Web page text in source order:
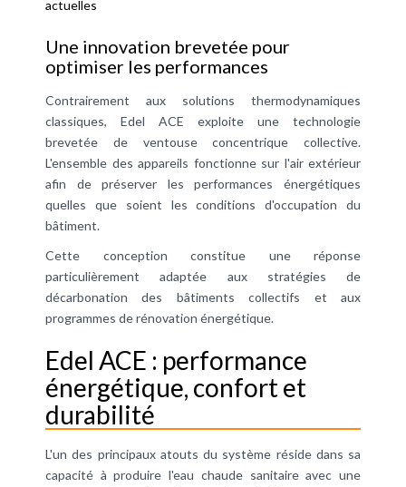
actuelles
Une innovation brevetée pour
optimiser les performances
Contrairement aux solutions thermodynamiques
classiques, Edel ACE exploite une technologie
brevetée de ventouse concentrique collective.
L'ensemble des appareils fonctionne sur l'air extérieur
afin de préserver les performances énergétiques
quelles que soient les conditions d'occupation du
bâtiment.
Cette conception constitue une réponse
particulièrement adaptée aux stratégies de
décarbonation des bâtiments collectifs et aux
programmes de rénovation énergétique.
Edel ACE : performance
énergétique, confort et
durabilité
L'un des principaux atouts du système réside dans sa
capacité à produire l'eau chaude sanitaire avec une